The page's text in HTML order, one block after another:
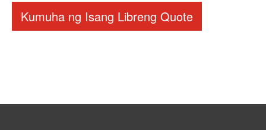
Kumuha ng Isang Libreng Quote